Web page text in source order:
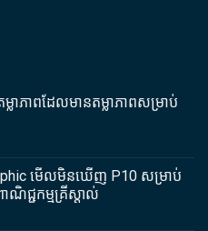
លាភាពដែលមានតម្លាភាពសម្រាប់
មើលមិនឃើញ P10 សម្រាប់
ាណិជ្ជកម្មគ្រីស្តាល់